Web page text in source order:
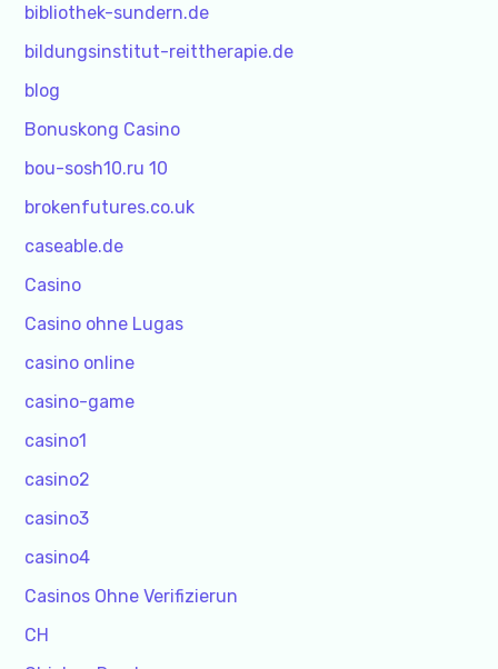
bibliothek-sundern.de
bildungsinstitut-reittherapie.de
blog
Bonuskong Casino
bou-sosh10.ru 10
brokenfutures.co.uk
caseable.de
Casino
Casino ohne Lugas
casino online
casino-game
casino1
casino2
casino3
casino4
Casinos Ohne Verifizierun
CH